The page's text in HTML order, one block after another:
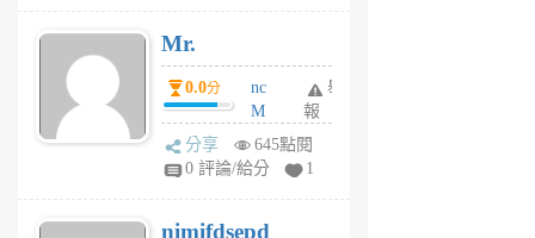
Mr.
0.0分
nc
M
U
F
U
舉
報
分享
645點閱
0 評論/給分
1
nimifdsepd